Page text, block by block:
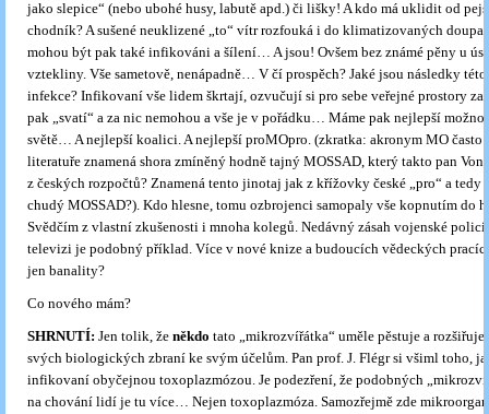
jako slepice“ (nebo ubohé husy, labutě apd.) či lišky! A kdo má uklidit od
chodník? A sušené neuklizené „to“ vítr rozfouká i do klimatizovaných
mohou být pak také infikováni a šílení… A jsou! Ovšem bez známé pěny u
vztekliny. Vše sametově, nenápadně… V čí prospěch? Jaké jsou následky této
infekce? Infikovaní vše lidem škrtají, ozvučují si pro sebe veřejné prostory
pak „svatí“ a za nic nemohou a vše je v pořádku… Máme pak nejlepší
světě… A nejlepší koalici. A nejlepší proMOpro. (zkratka: akronym MO často
literatuře znamená shora zmíněný hodně tajný MOSSAD, který takto pan
z českých rozpočtů? Znamená tento jinotaj jak z křížovky české „pro“ a tedy
chudý MOSSAD?). Kdo hlesne, tomu ozbrojenci samopaly vše kopnutím do
Svědčím z vlastní zkušenosti i mnoha kolegů. Nedávný zásah vojenské
televizi je podobný příklad. Více v nové knize a budoucích vědeckých
jen banality?
Co nového mám?
SHRNUTÍ: Jen tolik, že někdo tato „mikrozvířátka“ uměle pěstuje a
svých biologických zbraní ke svým účelům. Pan prof. J. Flégr si všiml toho,
infikovaní obyčejnou toxoplazmózou. Je podezření, že podobných
na chování lidí je tu více… Nejen toxoplazmóza. Samozřejmě zde